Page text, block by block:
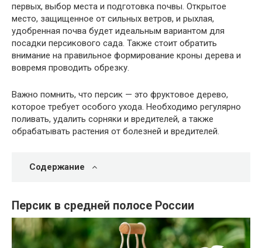
первых, выбор места и подготовка почвы. Открытое
место, защищенное от сильных ветров, и рыхлая,
удобренная почва будет идеальным вариантом для
посадки персикового сада. Также стоит обратить
внимание на правильное формирование кроны дерева и
вовремя проводить обрезку.
Важно помнить, что персик — это фруктовое дерево,
которое требует особого ухода. Необходимо регулярно
поливать, удалить сорняки и вредителей, а также
обрабатывать растения от болезней и вредителей.
Содержание
Персик в средней полосе России